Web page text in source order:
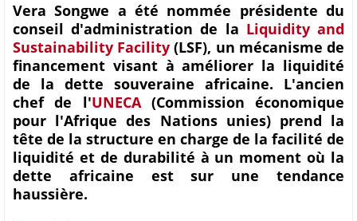
Vera Songwe a été nommée présidente du
conseil d'administration de la Liquidity and
Sustainability Facility (LSF), un mécanisme de
financement visant à améliorer la liquidité
de la dette souveraine africaine. L'ancien
chef de l'UNECA(Commission économique
pour l'Afrique des Nations unies) prend la
tête de la structure en charge de la facilité de
liquidité et de durabilité à un moment où la
dette africaine est sur une tendance
haussière.